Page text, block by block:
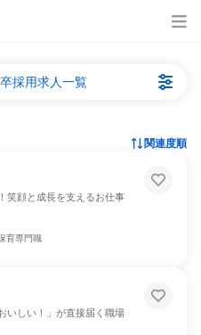
採用求人一覧
関連度順
笑顔と成長を支えるお仕事
育専門職
いしい！」が直接届く職場